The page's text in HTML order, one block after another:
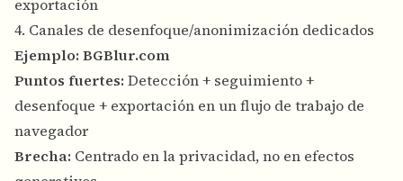
exportación
4. Canales de desenfoque/anonimización dedicados
Ejemplo: BGBlur.com
Puntos fuertes: Detección + seguimiento +
desenfoque + exportación en un flujo de trabajo de
navegador
Brecha: Centrado en la privacidad, no en efectos